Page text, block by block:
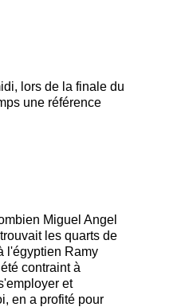
lors de la finale du
une référence
Miguel Angel
les quarts de
l'égyptien Ramy
contraint à
et
en a profité pour